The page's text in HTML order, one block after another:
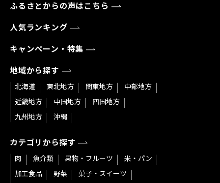
ふるさとからの声はこちら
人気ランキング
キャンペーン・特集
地域から探す
北海道 東北地方 関東地方
中部地方
近畿地方
中国地方
四国地方
九州地方
沖縄
カテゴリから探す
肉 魚介類 果物・フルーツ
米・パン
加工食品
野菜
菓子・スイーツ